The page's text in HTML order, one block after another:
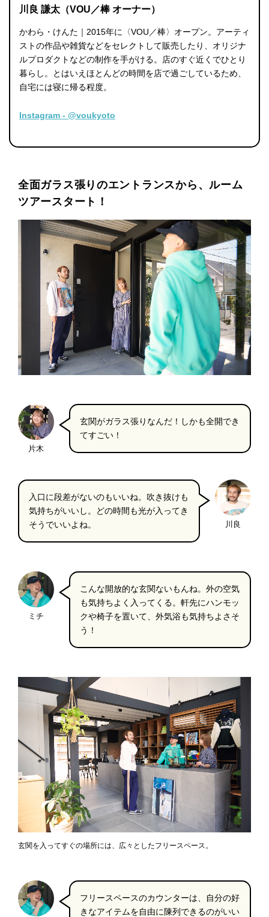
川良 謙太（VOU／棒 オーナー）
かわら・けんた｜2015年に〈VOU／棒〉オープン。アーティ
ストの作品や雑貨などをセレクトして販売したり、オリジナ
ルプロダクトなどの制作を手がける。店のすぐ近くでひとり
暮らし。とはいえほとんどの時間を店で過ごしているため、
自宅には寝に帰る程度。
Instagram - @voukyoto
全面ガラス張りのエントランスから、ルーム
ツアースタート！
片木
玄関がガラス張りなんだ！しかも全開でき
てすごい！
川良
入口に段差がないのもいいね。吹き抜けも
気持ちがいいし。どの時間も光が入ってき
そうでいいよね。
ミチ
こんな開放的な玄関ないもんね。外の空気
も気持ちよく入ってくる。軒先にハンモッ
クや椅子を置いて、外気浴も気持ちよさそ
う！
玄関を入ってすぐの場所には、広々としたフリースペース。
フリースペースのカウンターは、自分の好
きなアイテムを自由に陳列できるのがいい